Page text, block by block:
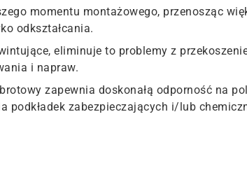
momentu montażowego, przenosząc
odkształcania.
eliminuje to problemy z
i napraw.
zapewnia doskonałą odporność na
podkładek zabezpieczających i/lub